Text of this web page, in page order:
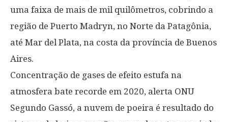
uma faixa de mais de mil quilômetros, cobrindo a
região de Puerto Madryn, no Norte da Patagônia,
até Mar del Plata, na costa da província de Buenos
Aires.
Concentração de gases de efeito estufa na
atmosfera bate recorde em 2020, alerta ONU
Segundo Gassó, a nuvem de poeira é resultado do